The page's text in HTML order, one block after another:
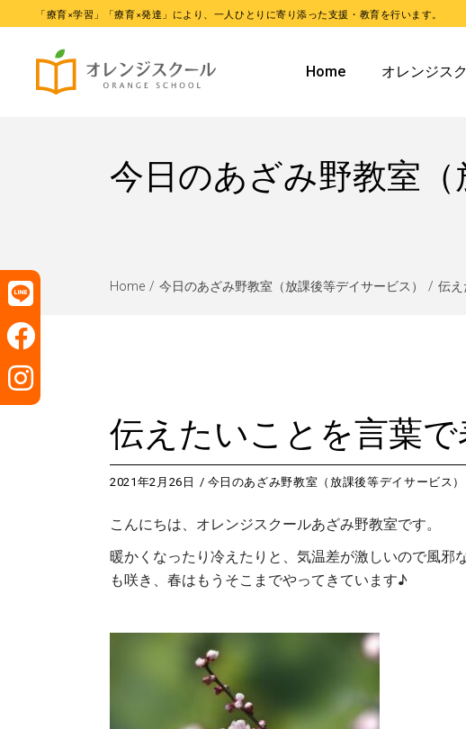
「療育×学習」「療育×発達」により、一人ひとりに寄り添った支援・教育を行います。
Home オレンジス
オレンジス
オレンジス
オレンジスクールピ
今日のあざみ野教室（
Home 今日のあざみ野教室（放課後等デイサービス） 伝え
伝えたいことを言葉で
2021年2月26日 今日のあざみ野教室（放課後等デイサービス）
こんにちは、オレンジスクールあざみ野教室です。
暖かくなったり冷えたりと、気温差が激しいので風邪
も咲き、春はもうそこまでやってきています♪